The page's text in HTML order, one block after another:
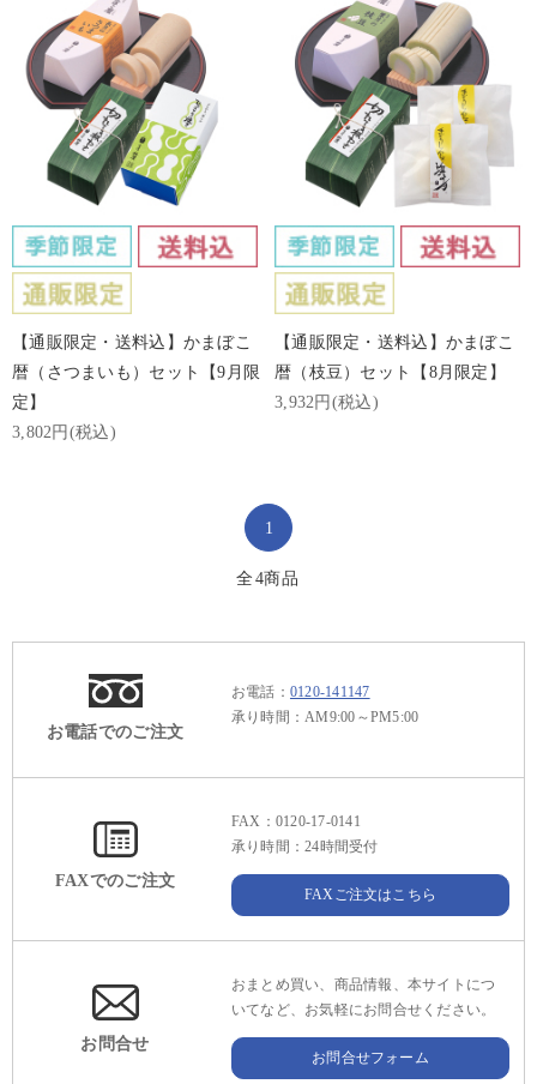
【通販限定・送料込】かまぼこ
暦（さつまいも）セット【9月限
定】
3,802円(税込)
【通販限定・送料込】かまぼこ
暦（枝豆）セット【8月限定】
3,932円(税込)
1
全4商品
お電話でのご注文
お電話： 0120-141147
承り時間：AM9:00～PM5:00
FAXでのご注文
FAX：0120-17-0141
承り時間：24時間受付
FAXご注文はこちら
お問合せ
おまとめ買い、商品情報、本サイトにつ
いてなど、お気軽にお問合せください。
お問合せフォーム